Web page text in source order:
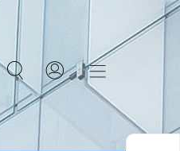
Toggle